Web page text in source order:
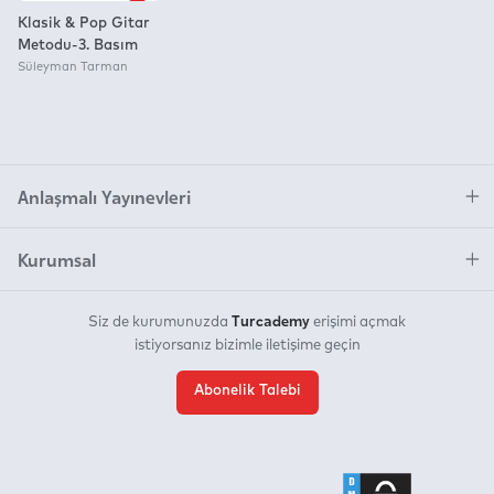
Klasik & Pop Gitar
Metodu-3. Basım
Süleyman Tarman
Anlaşmalı Yayınevleri
Kurumsal
Siz de kurumunuzda Turcademy erişimi açmak
istiyorsanız bizimle iletişime geçin
Abonelik Talebi